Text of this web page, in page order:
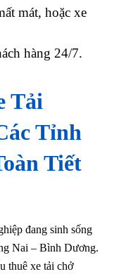
mát, hoặc xe
hàng 24/7.
Tải
Tỉnh
Tiết
đang sinh sống
Nai – Bình Dương.
thuê xe tải chở